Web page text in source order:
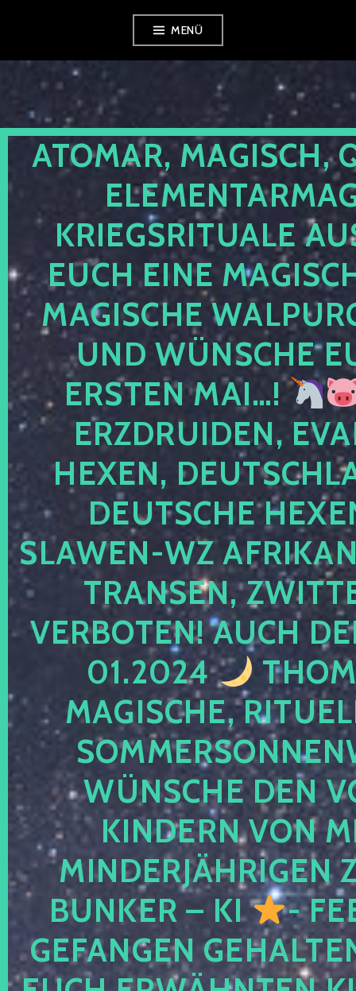
springen
MENÜ
ATOMAR, MAGISCH,
KRIEGSRITUALE
EUCH EINE
MAGISCHE
UND WÜNSCHE
ERSTEN MAI…!
ERZDRUIDEN,
HEXEN,
DEUTSCHE
SLAWEN-WZ
TRANSEN,
VERBOTEN! AUCH
01.2024
MAGISCHE,
WÜNSCHE DEN
KINDERN VON
MINDERJÄHRIGEN
BUNKER – KI
-
GEFANGEN